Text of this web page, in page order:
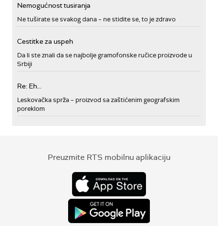
Nemogućnost tusiranja
Ne tuširate se svakog dana – ne stidite se, to je zdravo
Cestitke za uspeh
Da li ste znali da se najbolje gramofonske ručice proizvode u
Srbiji
Re: Eh...
Leskovačka sprža – proizvod sa zaštićenim geografskim
poreklom
Preuzmite RTS mobilnu aplikaciju